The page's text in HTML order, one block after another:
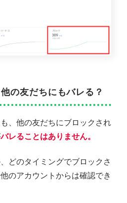
の友だちにもバレる？
、他の友だちにブロックされ
バレることはありません。
どのタイミングでブロックさ
のアカウントからは確認でき